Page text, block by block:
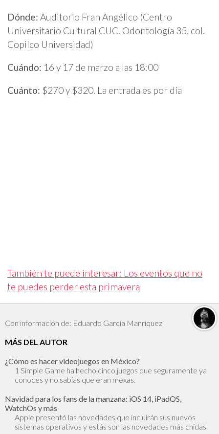
Dónde: Auditorio Fran Angélico (Centro
Universitario Cultural CUC. Odontología 35, col.
Copilco Universidad)
Cuándo: 16 y 17 de marzo a las 18:00
Cuánto: $270 y $320. La entrada es por día
También te puede interesar: Los eventos que no
te puedes perder esta primavera
Con información de: Eduardo García Manríquez
MÁS DEL AUTOR
¿Cómo es hacer videojuegos en México?
1 Simple Game ha hecho cinco juegos que seguramente ya
conoces y no sabías que eran mexas.
Navidad para los fans de la manzana: iOS 14, iPadOS,
WatchOs y más
Apple presentó las novedades que incluirán sus nuevos
sistemas operativos y estás son las novedades más chidas.